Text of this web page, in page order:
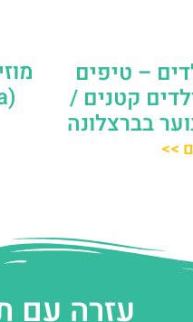
– טיפים
קטנים /
בברצלונה
>>
(Museu de la Xocolata)
עזרה עם